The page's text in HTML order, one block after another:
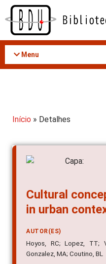
Acessar
conteúdo
Menu
Início » Detalhes
in urban
Hoyos, RC; Lopez, TT;
Gonzalez, MA; Coutino, BL